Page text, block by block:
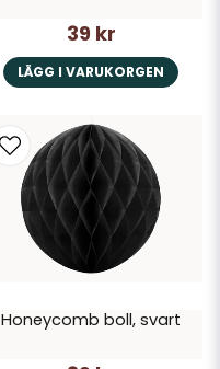
39 kr
LÄGG I VARUKORGEN
Honeycomb boll, svart